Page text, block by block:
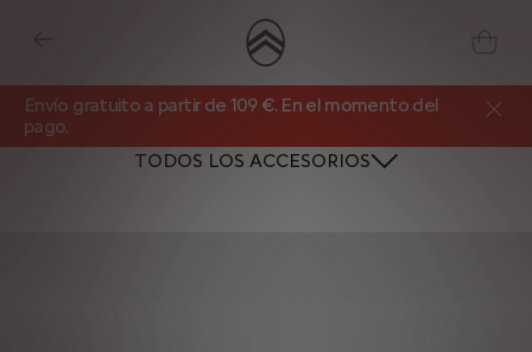
Envío gratuito a partir de 109 €. En el momento del
pago.
TODOS LOS ACCESORIOS